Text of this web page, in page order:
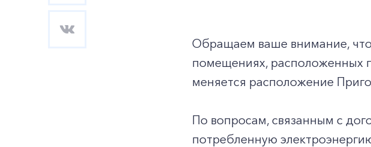
Обращаем ваше внимание, что
помещениях, расположенных
меняется расположение
По вопросам, связанным с
потребленную